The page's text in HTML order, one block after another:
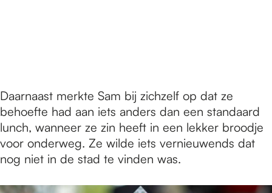
Daarnaast merkte Sam bij zichzelf op dat ze
behoefte had aan iets anders dan een standaard
lunch, wanneer ze zin heeft in een lekker broodje
voor onderweg. Ze wilde iets vernieuwends dat
nog niet in de stad te vinden was.